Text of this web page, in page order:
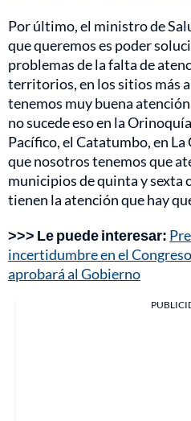
Por último, el ministro de
que queremos es poder
problemas de la falta de
territorios, en los sitios más
tenemos muy buena
no sucede eso en la
Pacífico, el Catatumbo, en La
que nosotros tenemos que
municipios de quinta y sexta
tienen la atención que hay
>>> Le puede interesar:
incertidumbre en el
aprobará al Gobierno